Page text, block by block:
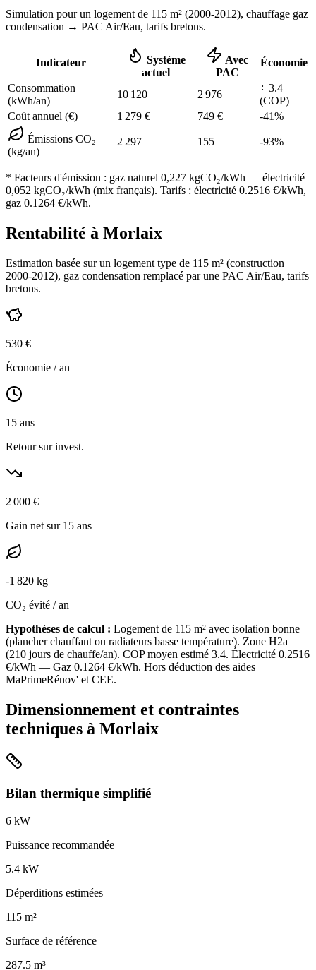
Simulation pour un logement de 115 m² (2000-2012), chauffage gaz
condensation → PAC Air/Eau, tarifs bretons.
Indicateur
Système
actuel
Avec
PAC
Économie
Consommation
(kWh/an)
10 120 2 976
÷ 3.4
(COP)
Coût annuel (€)
1 279 € 749 € -41%
Émissions CO₂
(kg/an)
2 297 155 -93%
* Facteurs d'émission : gaz naturel 0,227 kgCO₂/kWh — électricité
0,052 kgCO₂/kWh (mix français). Tarifs : électricité 0.2516 €/kWh,
gaz 0.1264 €/kWh.
Rentabilité à Morlaix
Estimation basée sur un logement type de 115 m² (construction
2000-2012), gaz condensation remplacé par une PAC Air/Eau, tarifs
bretons.
530 €
Économie / an
15 ans
Retour sur invest.
2 000 €
Gain net sur 15 ans
-1 820 kg
CO₂ évité / an
Hypothèses de calcul : Logement de 115 m² avec isolation bonne
(plancher chauffant ou radiateurs basse température). Zone H2a
(210 jours de chauffe/an). COP moyen estimé 3.4. Électricité 0.2516
€/kWh — Gaz 0.1264 €/kWh. Hors déduction des aides
MaPrimeRénov' et CEE.
Dimensionnement et contraintes
techniques à Morlaix
Bilan thermique simplifié
6 kW
Puissance recommandée
5.4 kW
Déperditions estimées
115 m²
Surface de référence
287.5 m³